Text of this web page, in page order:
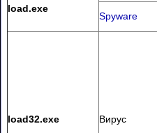
load.exe
Spyware
load32.exe Вирус